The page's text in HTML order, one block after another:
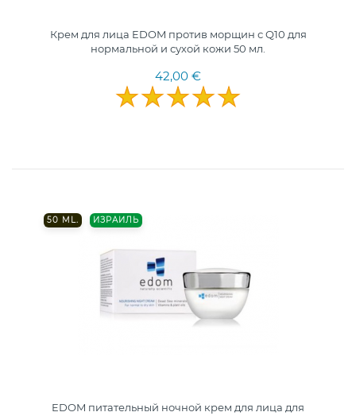
Крем для лица EDOM против морщин с Q10 для
нормальной и сухой кожи 50 мл.
42,00 €
50 ML. ИЗРАИЛЬ
EDOM питательный ночной крем для лица для